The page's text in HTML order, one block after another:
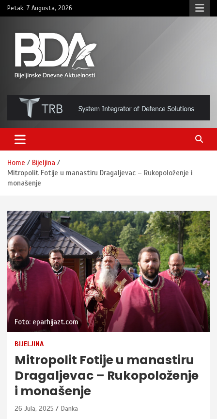
Skip
to
Petak, 7 Augusta, 2026
BNDAN.com
Home
Bijeljina
Mitropolit Fotije u manastiru Dragaljevac – Rukopoloženje i
monašenje
Foto: eparhijazt.com
BIJELJINA
Mitropolit Fotije u manastiru
Dragaljevac – Rukopoloženje
i monašenje
26 Jula, 2025 Danka